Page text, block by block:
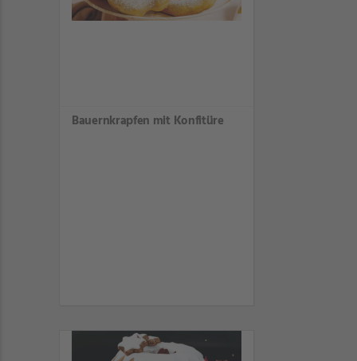
Bauernkrapfen mit Konfitüre